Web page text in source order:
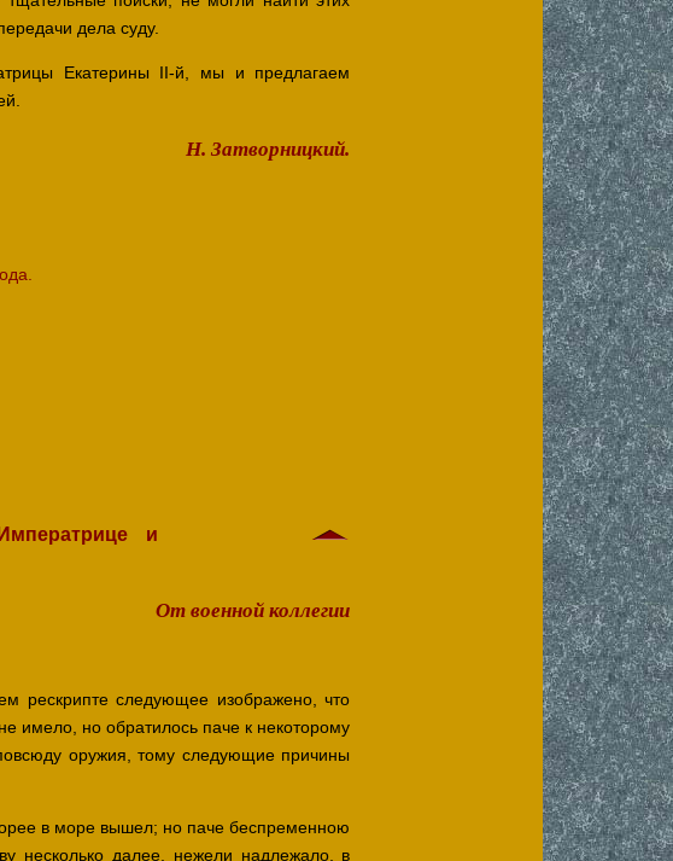
дела суду.
Екатерины II-й, мы и предлагаем
Н. Затворницкий.
и
От военной коллегии
рескрипте следующее изображено, что
имело, но обратилось паче к некоторому
оружия, тому следующие причины
в море вышел; но паче беспременною
несколько далее, нежели надлежало, в